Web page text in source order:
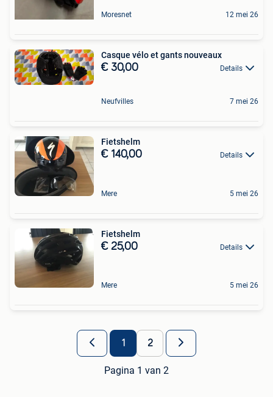
Moresnet 12 mei 26
Casque vélo et gants nouveaux
€ 30,00 Details
Neufvilles 7 mei 26
Fietshelm
€ 140,00 Details
Mere 5 mei 26
Fietshelm
€ 25,00 Details
Mere 5 mei 26
1 2
Pagina 1 van 2